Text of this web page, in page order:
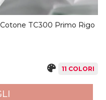
TC300 Primo Rigo
11 COLORI